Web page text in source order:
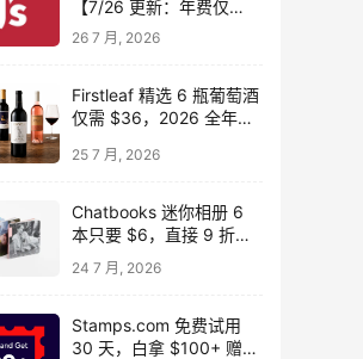
【7/26 更新：年费仅
$14】
26 7 月, 2026
Firstleaf 精选 6 瓶葡萄酒
仅需 $36，2026 全年免
25 7 月, 2026
Chatbooks 迷你相册 6
本只要 $6，直接 9 折省
$54 还包邮！
24 7 月, 2026
Stamps.com 免费试用
30 天，白拿 $100+ 赠品